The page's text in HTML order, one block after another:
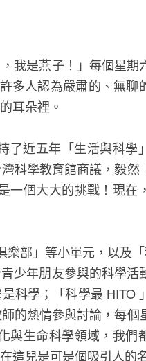
我是燕子！」每個星期
多人認為嚴肅的、無聊
耳朵裡。
了近五年「生活與科學
科學教育館商議，毅然
一個大大的挑戰！現在
樂部」等小單元，以及
少年朋友參與的科學活
科學；「科學最 HITO
的熱情參與討論，每個
與生命科學領域，我們
這兒是可是個吸引人的